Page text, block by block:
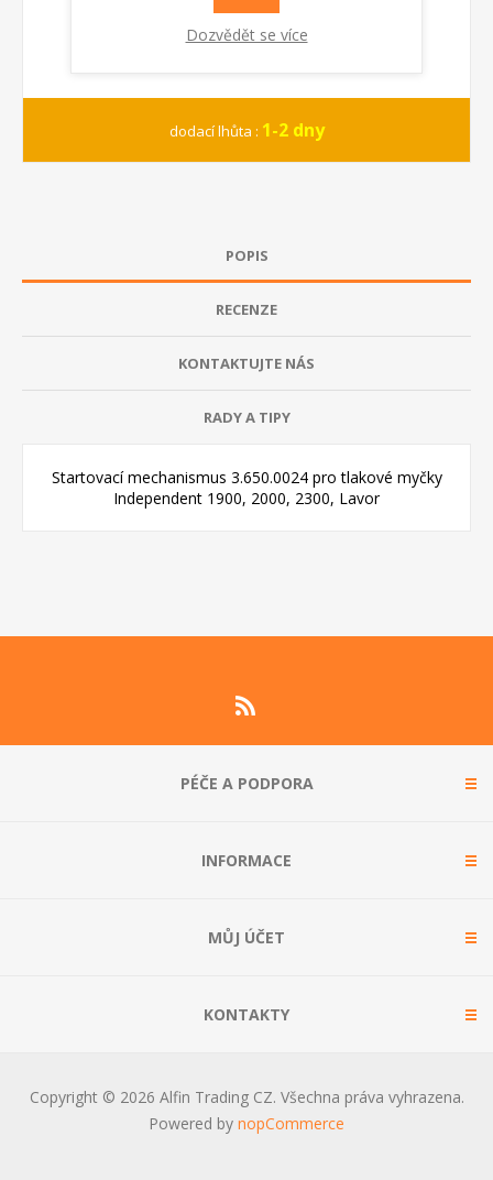
dodací lhůta : 1-2 dny
POPIS
RECENZE
KONTAKTUJTE NÁS
RADY A TIPY
Startovací mechanismus 3.650.0024 pro tlakové myčky
Independent 1900, 2000, 2300, Lavor
PÉČE A PODPORA
INFORMACE
MŮJ ÚČET
KONTAKTY
Copyright © 2026 Alfin Trading CZ. Všechna práva vyhrazena.
Powered by nopCommerce
Dozvědět se více